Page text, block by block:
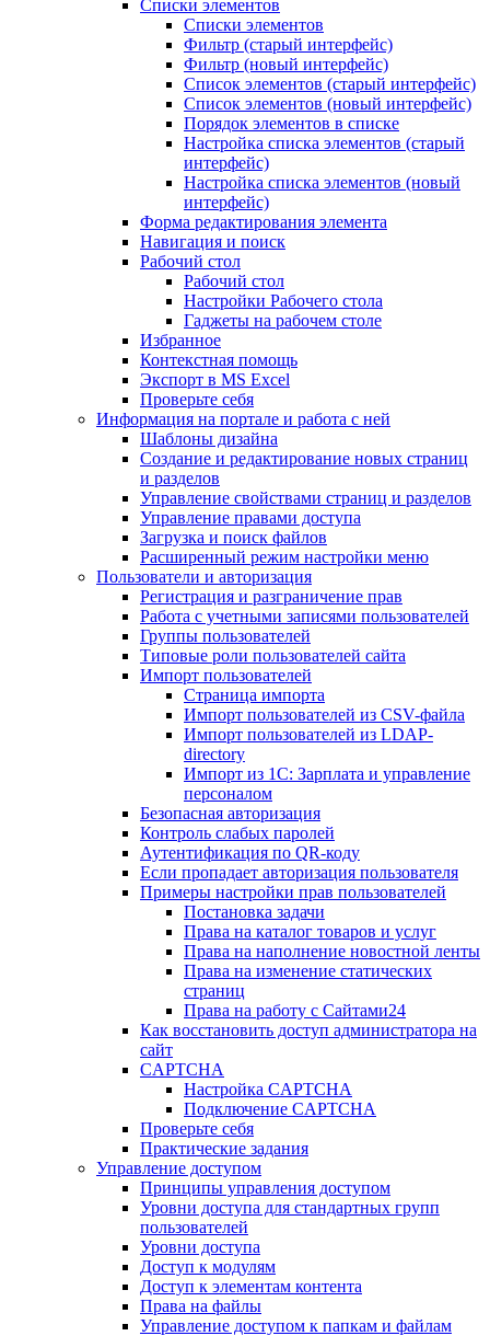
Списки элементов
Списки элементов
Фильтр (старый интерфейс)
Фильтр (новый интерфейс)
Список элементов (старый интерфейс)
Список элементов (новый интерфейс)
Порядок элементов в списке
Настройка списка элементов (старый
интерфейс)
Настройка списка элементов (новый
интерфейс)
Форма редактирования элемента
Навигация и поиск
Рабочий стол
Рабочий стол
Настройки Рабочего стола
Гаджеты на рабочем столе
Избранное
Контекстная помощь
Экспорт в MS Excel
Проверьте себя
Информация на портале и работа с ней
Шаблоны дизайна
Создание и редактирование новых страниц
и разделов
Управление свойствами страниц и разделов
Управление правами доступа
Загрузка и поиск файлов
Расширенный режим настройки меню
Пользователи и авторизация
Регистрация и разграничение прав
Работа с учетными записями пользователей
Группы пользователей
Типовые роли пользователей сайта
Импорт пользователей
Страница импорта
Импорт пользователей из CSV-файла
Импорт пользователей из LDAP-
directory
Импорт из 1С: Зарплата и управление
персоналом
Безопасная авторизация
Контроль слабых паролей
Аутентификация по QR-коду
Если пропадает авторизация пользователя
Примеры настройки прав пользователей
Постановка задачи
Права на каталог товаров и услуг
Права на наполнение новостной ленты
Права на изменение статических
страниц
Права на работу с Сайтами24
Как восстановить доступ администратора на
сайт
CAPTCHA
Настройка CAPTCHA
Подключение CAPTCHA
Проверьте себя
Практические задания
Управление доступом
Принципы управления доступом
Уровни доступа для стандартных групп
пользователей
Уровни доступа
Доступ к модулям
Доступ к элементам контента
Права на файлы
Управление доступом к папкам и файлам